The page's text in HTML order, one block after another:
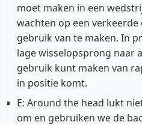
moet maken in een
wachten op een
gebruik van te maken. In
lage wisselopsprong naar
gebruik kunt maken van
in positie komt.
E: Around the head lukt
om en gebruiken we de